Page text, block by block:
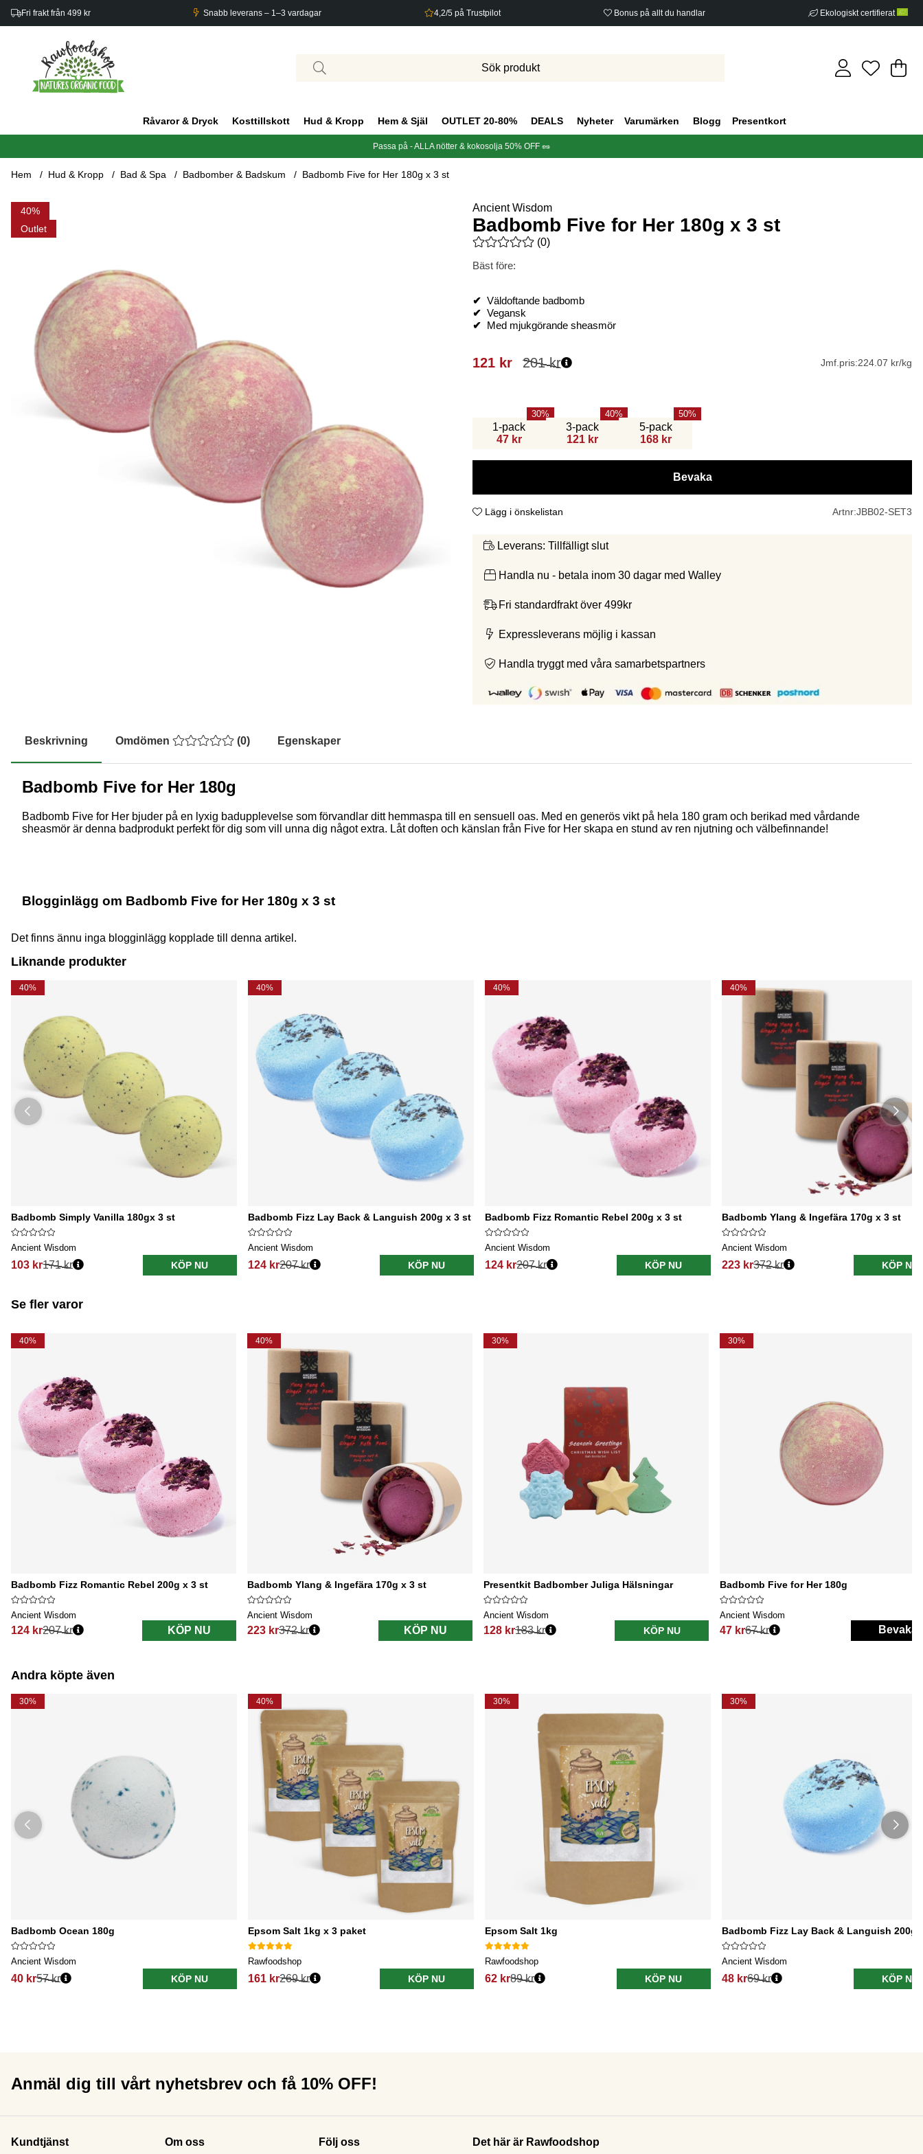
Fri frakt från 499 kr Snabb leverans – 1–3 vardagar 4,2/5 på Trustpilot Bonus på allt du handlar Ekologiskt certifierat
.
Råvaror & Dryck Kosttillskott Hud & Kropp Hem & Själ OUTLET 20-80% DEALS Nyheter Varumärken Blogg Presentkort
Passa på - ALLA nötter & kokosolja 50% OFF 🥜
Hem Hud & Kropp Bad & Spa Badbomber & Badskum Badbomb Five for Her 180g x 3 st
40
Outlet
Produktbilder Badbomb Five for Her 180g x 3 st Ancient Wisdom
Badbomb Five for Her 180g x 3 st
Medelbetyg 0 av 5 Antal betyg 0
(0)
Bäst före:
✔ Väldoftande badbomb
✔ Vegansk
✔ Med mjukgörande sheasmör
201kr
121 kr Jmf.pris:224.07 kr/kg
1-pack
47 kr
30
3-pack
121 kr
40
5-pack
168 kr
50
Bevaka
Lägg i önskelistan Artnr:JBB02-SET3
Leverans: Tillfälligt slut
Handla nu - betala inom 30 dagar med Walley
Fri standardfrakt över 499kr
Expressleverans möjlig i kassan
Handla tryggt med våra samarbetspartners
Beskrivning Omdömen (0) Egenskaper
Badbomb Five for Her 180g
Badbomb Five for Her bjuder på en lyxig badupplevelse som förvandlar ditt hemmaspa till en sensuell oas. Med en generös vikt på hela 180 gram och berikad med vårdande
sheasmör är denna badprodukt perfekt för dig som vill unna dig något extra. Låt doften och känslan från Five for Her skapa en stund av ren njutning och välbefinnande!
Blogginlägg om Badbomb Five for Her 180g x 3 st
Det finns ännu inga blogginlägg kopplade till denna artikel.
Liknande produkter
40%
Badbomb Simply Vanilla 180gx 3 st
Ancient Wisdom
103 kr171 kr KÖP NU
40%
Badbomb Fizz Lay Back & Languish 200g x 3 st
Ancient Wisdom
124 kr207 kr KÖP NU
40%
Badbomb Fizz Romantic Rebel 200g x 3 st
Ancient Wisdom
124 kr207 kr KÖP NU
40%
Badbomb Ylang & Ingefära 170g x 3 st
Ancient Wisdom
223 kr372 kr KÖP NU
Se fler varor
40%
Badbomb Fizz Romantic Rebel 200g x 3 st
Ancient Wisdom
124 kr
Ordinarie pris:
207 kr KÖP NU
40%
Badbomb Ylang & Ingefära 170g x 3 st
Ancient Wisdom
223 kr
Ordinarie pris:
372 kr KÖP NU
30%
Presentkit Badbomber Juliga Hälsningar
Ancient Wisdom
128 kr
Ordinarie pris:
183 kr KÖP NU
30%
Badbomb Five for Her 180g
Ancient Wisdom
47 kr
Ordinarie pris:
67 kr Bevaka
Andra köpte även
30%
Badbomb Ocean 180g
Ancient Wisdom
40 kr57 kr KÖP NU
40%
Epsom Salt 1kg x 3 paket
Rawfoodshop
161 kr269 kr KÖP NU
30%
Epsom Salt 1kg
Rawfoodshop
62 kr89 kr KÖP NU
30%
Badbomb Fizz Lay Back & Languish 200g
Ancient Wisdom
48 kr69 kr KÖP NU
Anmäl dig till vårt nyhetsbrev och få 10% OFF!
Kundtjänst Om oss Följ oss Det här är Rawfoodshop